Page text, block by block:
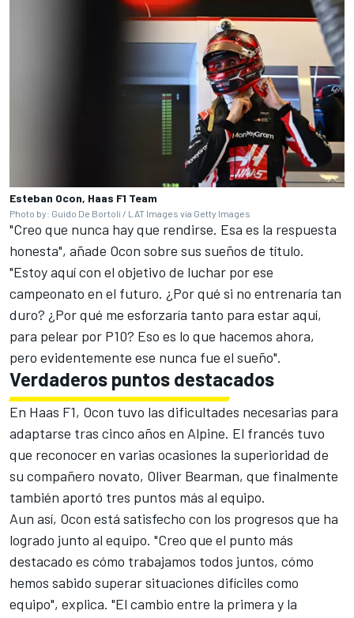
Esteban Ocon, Haas F1 Team
Photo by: Guido De Bortoli / LAT Images via Getty Images
"Creo que nunca hay que rendirse. Esa es la respuesta
honesta", añade Ocon sobre sus sueños de título.
"Estoy aquí con el objetivo de luchar por ese
campeonato en el futuro. ¿Por qué si no entrenaría tan
duro? ¿Por qué me esforzaría tanto para estar aquí,
para pelear por P10? Eso es lo que hacemos ahora,
pero evidentemente ese nunca fue el sueño".
Verdaderos puntos destacados
En Haas F1, Ocon tuvo las dificultades necesarias para
adaptarse tras cinco años en Alpine. El francés tuvo
que reconocer en varias ocasiones la superioridad de
su compañero novato, Oliver Bearman, que finalmente
también aportó tres puntos más al equipo.
Aun así, Ocon está satisfecho con los progresos que ha
logrado junto al equipo. "Creo que el punto más
destacado es cómo trabajamos todos juntos, cómo
hemos sabido superar situaciones difíciles como
equipo", explica. "El cambio entre la primera y la